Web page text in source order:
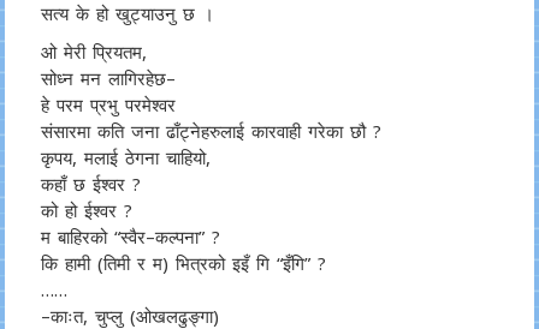
सत्य के हो खुट्याउनु छ ।
ओ मेरी प्रियतम,
सोध्न मन लागिरहेछ–
हे परम प्रभु परमेश्वर
संसारमा कति जना ढाँट्नेहरुलाई कारवाही गरेका छौ ?
कृपय, मलाई ठेगना चाहियो,
कहाँ छ ईश्वर ?
को हो ईश्वर ?
म बाहिरको “स्वैर–कल्पना” ?
कि हामी (तिमी र म) भित्रको इइँ गि “इँगि” ?
……
–काःत, चुप्लु (ओखलढुङ्गा)